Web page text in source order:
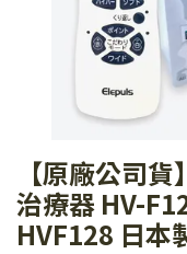
【原廠公司
治療器 HV-
HVF128 日本